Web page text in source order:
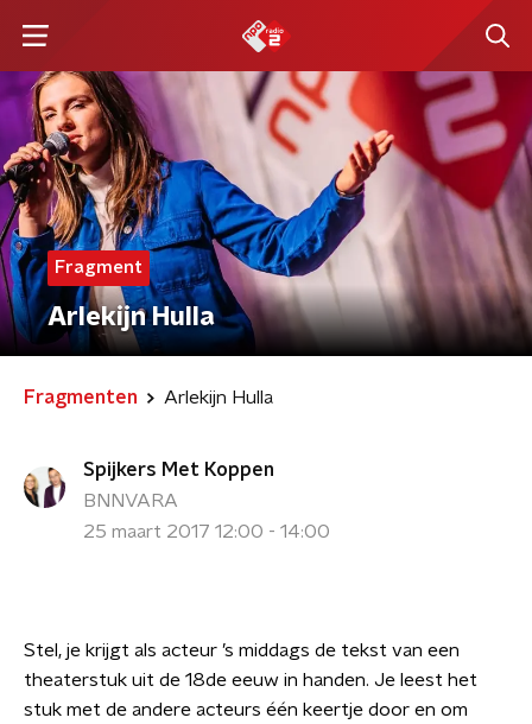
Fragment
Arlekijn Hulla
Fragmenten Arlekijn Hulla
Spijkers Met Koppen
BNNVARA
25 maart 2017 12:00 - 14:00
Stel, je krijgt als acteur ’s middags de tekst van een
theaterstuk uit de 18de eeuw in handen. Je leest het
stuk met de andere acteurs één keertje door en om